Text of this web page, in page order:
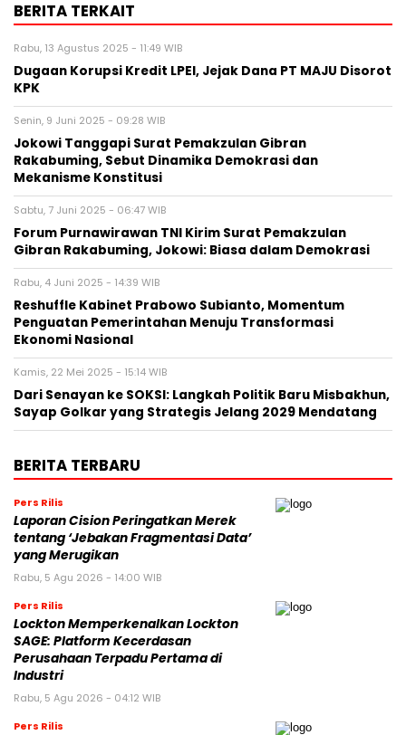
BERITA TERKAIT
Rabu, 13 Agustus 2025 - 11:49 WIB
Dugaan Korupsi Kredit LPEI, Jejak Dana PT MAJU Disorot
KPK
Senin, 9 Juni 2025 - 09:28 WIB
Jokowi Tanggapi Surat Pemakzulan Gibran
Rakabuming, Sebut Dinamika Demokrasi dan
Mekanisme Konstitusi
Sabtu, 7 Juni 2025 - 06:47 WIB
Forum Purnawirawan TNI Kirim Surat Pemakzulan
Gibran Rakabuming, Jokowi: Biasa dalam Demokrasi
Rabu, 4 Juni 2025 - 14:39 WIB
Reshuffle Kabinet Prabowo Subianto, Momentum
Penguatan Pemerintahan Menuju Transformasi
Ekonomi Nasional
Kamis, 22 Mei 2025 - 15:14 WIB
Dari Senayan ke SOKSI: Langkah Politik Baru Misbakhun,
Sayap Golkar yang Strategis Jelang 2029 Mendatang
BERITA TERBARU
Pers Rilis
Laporan Cision Peringatkan Merek
tentang ‘Jebakan Fragmentasi Data’
yang Merugikan
Rabu, 5 Agu 2026 - 14:00 WIB
Pers Rilis
Lockton Memperkenalkan Lockton
SAGE: Platform Kecerdasan
Perusahaan Terpadu Pertama di
Industri
Rabu, 5 Agu 2026 - 04:12 WIB
Pers Rilis